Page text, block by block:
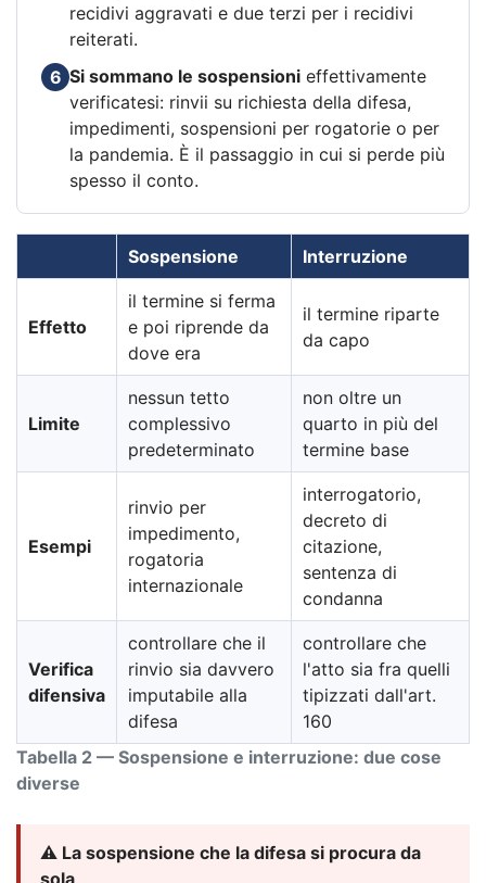
recidivi aggravati e due terzi per i recidivi
reiterati.
6 Si sommano le sospensioni effettivamente
verificatesi: rinvii su richiesta della difesa,
impedimenti, sospensioni per rogatorie o per
la pandemia. È il passaggio in cui si perde più
spesso il conto.
Tabella 2 — Sospensione e interruzione: due cose
diverse
Sospensione Interruzione
Effetto
il termine si ferma
e poi riprende da
dove era
il termine riparte
da capo
Limite
nessun tetto
complessivo
predeterminato
non oltre un
quarto in più del
termine base
Esempi
rinvio per
impedimento,
rogatoria
internazionale
interrogatorio,
decreto di
citazione,
sentenza di
condanna
Verifica
difensiva
controllare che il
rinvio sia davvero
imputabile alla
difesa
controllare che
l'atto sia fra quelli
tipizzati dall'art.
160
⚠️ La sospensione che la difesa si procura da
sola